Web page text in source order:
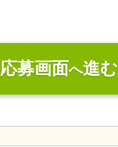
応募画面へ進む